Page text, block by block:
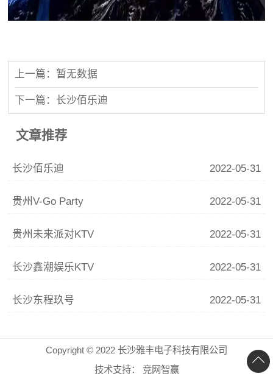
上一篇：暂无数据
下一篇：长沙佰乐迪
文章推荐
长沙佰乐迪 2022-05-31
贵州V-Go Party 2022-05-31
贵州未来派对KTV 2022-05-31
长沙鑫潮娱乐KTV 2022-05-31
长沙东程玖号 2022-05-31
Copyright © 2022 长沙雅丰电子科技有限公司
技术支持：
竞网智赢